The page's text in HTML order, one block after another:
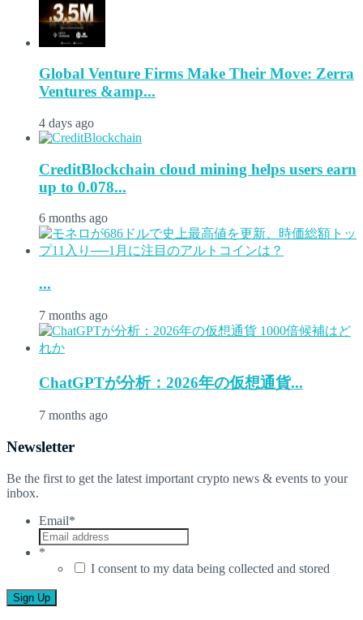
Global Venture Firms Make Their Move: Zerra
Ventures &amp...
4 days ago
CreditBlockchain cloud mining helps users earn
up to 0.078...
6 months ago
...
7 months ago
ChatGPTが分析：2026年の仮想通貨...
7 months ago
Newsletter
Be the first to get the latest important crypto news & events to your
inbox.
Email*
*
I consent to my data being collected and stored